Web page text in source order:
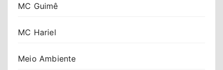
MC Guimê
MC Hariel
Meio Ambiente